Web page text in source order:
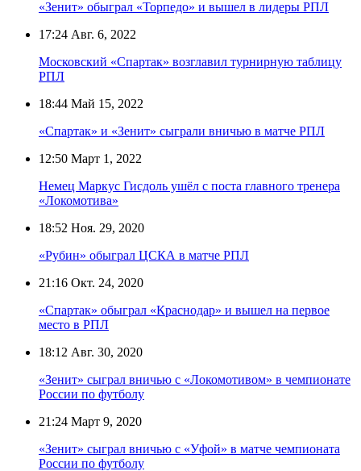
«Зенит» обыграл «Торпедо» и вышел в лидеры РПЛ
17:24 Авг. 6, 2022
Московский «Спартак» возглавил турнирную таблицу
РПЛ
18:44 Май 15, 2022
«Спартак» и «Зенит» сыграли вничью в матче РПЛ
12:50 Март 1, 2022
Немец Маркус Гисдоль ушёл с поста главного тренера
«Локомотива»
18:52 Ноя. 29, 2020
«Рубин» обыграл ЦСКА в матче РПЛ
21:16 Окт. 24, 2020
«Спартак» обыграл «Краснодар» и вышел на первое
место в РПЛ
18:12 Авг. 30, 2020
«Зенит» сыграл вничью с «Локомотивом» в чемпионате
России по футболу
21:24 Март 9, 2020
«Зенит» сыграл вничью с «Уфой» в матче чемпионата
России по футболу